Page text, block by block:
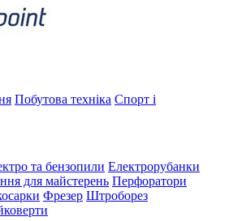
Побутова техніка Спорт і
та бензопили Електрорубанки
для майстерень Перфоратори
Фрезер Штроборез